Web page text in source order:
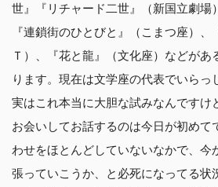
世』『リチャード二世』（新国立劇場
『連鎖街のひとびと』（こまつ座）、
Ｔ）、『花と龍』（文化座）などが
ります。現在は文学座の代表でいらっ
実はこれ本当に大胆な試みなんですけ
お会いしてお話するのは今日が初めて
わせをほとんどしていないなかで、今
張っていこうか、と必死になってる状